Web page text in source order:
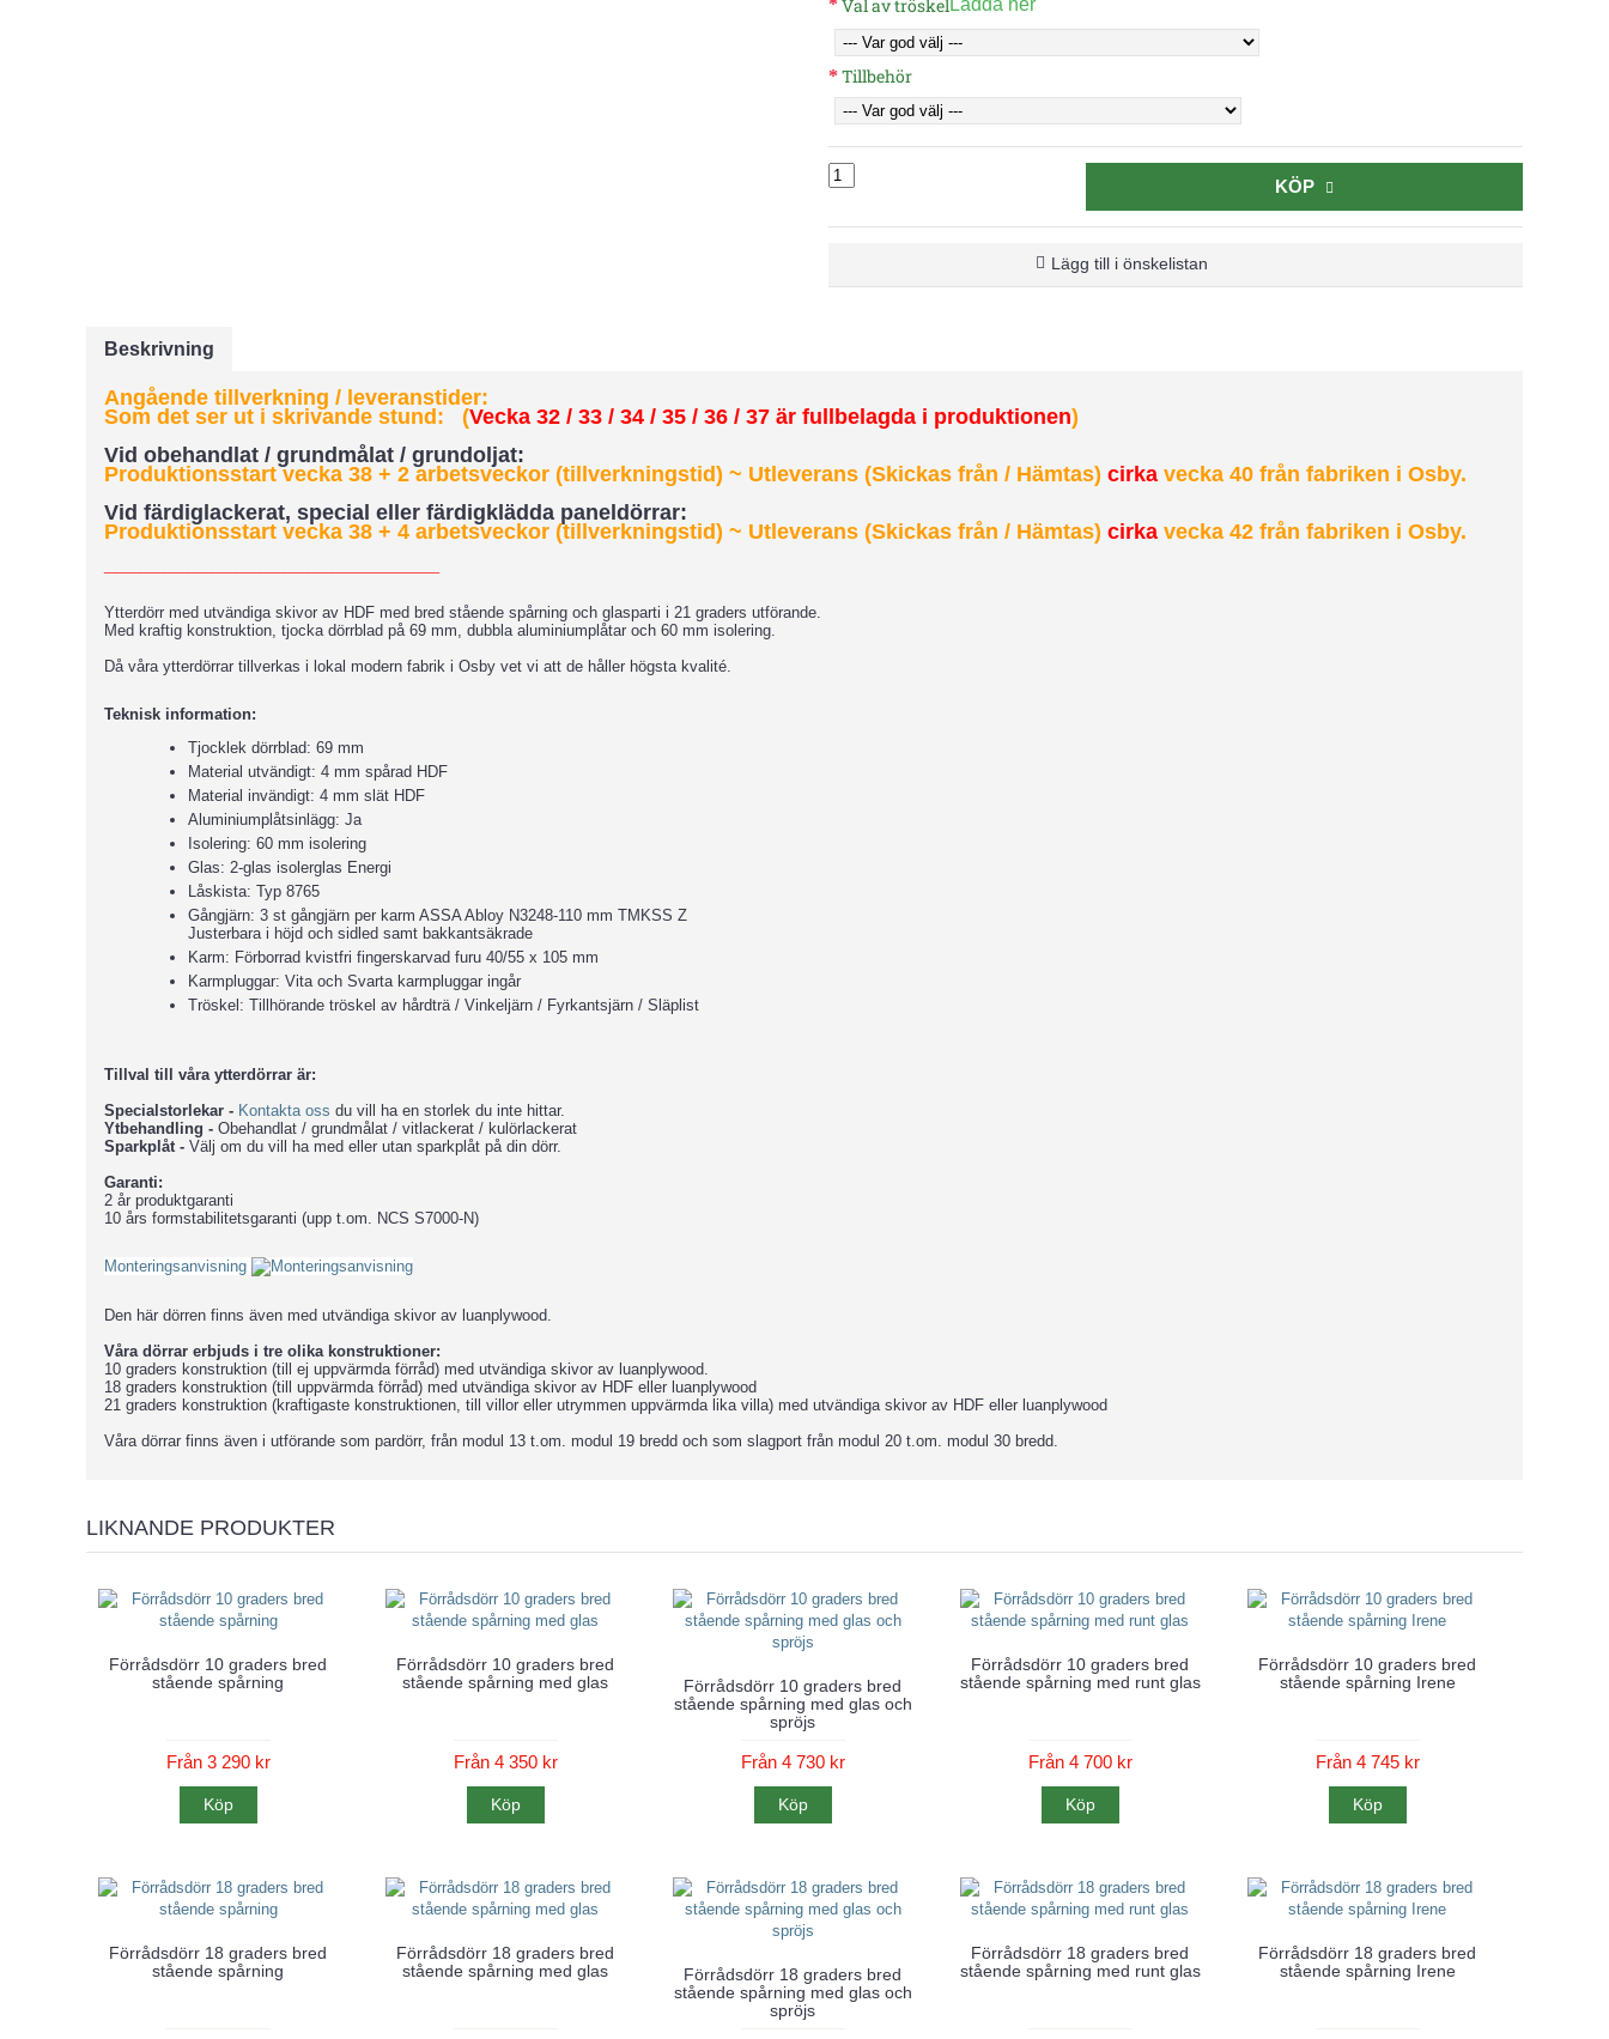
Val av tröskelLadda ner
Tillbehör
KÖP
Lägg till i önskelistan
Beskrivning
Angående tillverkning / leveranstider:
Som det ser ut i skrivande stund: (Vecka 32 / 33 / 34 / 35 / 36 / 37 är fullbelagda i produktionen)
Vid obehandlat / grundmålat / grundoljat:
Produktionsstart vecka 38 + 2 arbetsveckor (tillverkningstid) ~ Utleverans (Skickas från / Hämtas) cirka vecka 40 från fabriken i Osby.
Vid färdiglackerat, special eller färdigklädda paneldörrar:
Produktionsstart vecka 38 + 4 arbetsveckor (tillverkningstid) ~ Utleverans (Skickas från / Hämtas) cirka vecka 42 från fabriken i Osby.
Ytterdörr med utvändiga skivor av HDF med bred stående spårning och glasparti i 21 graders utförande.
Med kraftig konstruktion, tjocka dörrblad på 69 mm, dubbla aluminiumplåtar och 60 mm isolering.
Då våra ytterdörrar tillverkas i lokal modern fabrik i Osby vet vi att de håller högsta kvalité.
Teknisk information:
Tjocklek dörrblad: 69 mm
Material utvändigt: 4 mm spårad HDF
Material invändigt: 4 mm slät HDF
Aluminiumplåtsinlägg: Ja
Isolering: 60 mm isolering
Glas: 2-glas isolerglas Energi
Låskista: Typ 8765
Gångjärn: 3 st gångjärn per karm ASSA Abloy N3248-110 mm TMKSS Z
Justerbara i höjd och sidled samt bakkantsäkrade
Karm: Förborrad kvistfri fingerskarvad furu 40/55 x 105 mm
Karmpluggar: Vita och Svarta karmpluggar ingår
Tröskel: Tillhörande tröskel av hårdträ / Vinkeljärn / Fyrkantsjärn / Släplist
Tillval till våra ytterdörrar är:
Specialstorlekar - Kontakta oss du vill ha en storlek du inte hittar.
Ytbehandling - Obehandlat / grundmålat / vitlackerat / kulörlackerat
Sparkplåt - Välj om du vill ha med eller utan sparkplåt på din dörr.
Garanti:
2 år produktgaranti
10 års formstabilitetsgaranti (upp t.om. NCS S7000-N)
Monteringsanvisning
Den här dörren finns även med utvändiga skivor av luanplywood.
Våra dörrar erbjuds i tre olika konstruktioner:
10 graders konstruktion (till ej uppvärmda förråd) med utvändiga skivor av luanplywood.
18 graders konstruktion (till uppvärmda förråd) med utvändiga skivor av HDF eller luanplywood
21 graders konstruktion (kraftigaste konstruktionen, till villor eller utrymmen uppvärmda lika villa) med utvändiga skivor av HDF eller luanplywood
Våra dörrar finns även i utförande som pardörr, från modul 13 t.om. modul 19 bredd och som slagport från modul 20 t.om. modul 30 bredd.
LIKNANDE PRODUKTER
Förrådsdörr 10 graders bred
stående spårning
Från 3 290 kr
Köp
Förrådsdörr 10 graders bred
stående spårning med glas
Från 4 350 kr
Köp
Förrådsdörr 10 graders bred
stående spårning med glas och
spröjs
Från 4 730 kr
Köp
Förrådsdörr 10 graders bred
stående spårning med runt glas
Från 4 700 kr
Köp
Förrådsdörr 10 graders bred
stående spårning Irene
Från 4 745 kr
Köp
Förrådsdörr 18 graders bred
stående spårning
Förrådsdörr 18 graders bred
stående spårning med glas
Förrådsdörr 18 graders bred
stående spårning med glas och
spröjs
Förrådsdörr 18 graders bred
stående spårning med runt glas
Förrådsdörr 18 graders bred
stående spårning Irene